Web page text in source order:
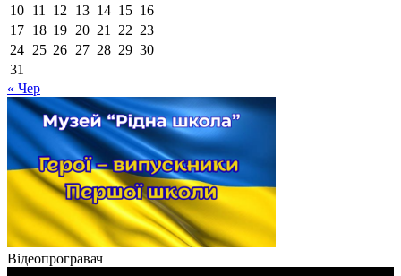
10 11 12 13 14 15 16
17 18 19 20 21 22 23
24 25 26 27 28 29 30
31
« Чер
Відеопрогравач